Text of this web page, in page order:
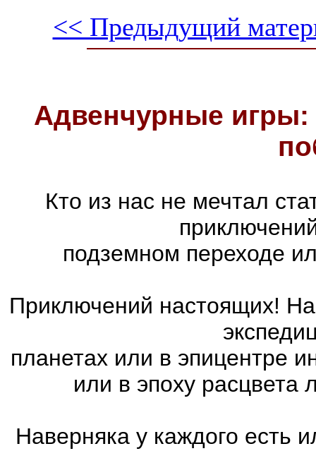
<< Предыдущий
Адвенчурные
Кто из нас не мечтал
подземном переходе
Приключений настоящих! На
планетах или в эпицентре
или в эпоху
Наверняка у каждого есть